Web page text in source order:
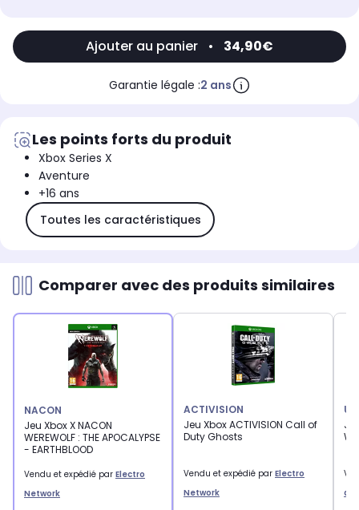
Ajouter au panier • 34,90€
Garantie légale :2 ans
Les points forts du produit
Xbox Series X
Aventure
+16 ans
Toutes les caractéristiques
Comparer avec des produits similaires
NACON
Jeu Xbox X NACON
WEREWOLF : THE APOCALYPSE
- EARTHBLOOD
Vendu et expédié par Electro
Network
ACTIVISION
Jeu Xbox ACTIVISION Call of
Duty Ghosts
Vendu et expédié par Electro
Network